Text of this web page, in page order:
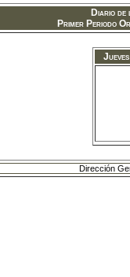
Diario de
Primer Periodo
Dirección